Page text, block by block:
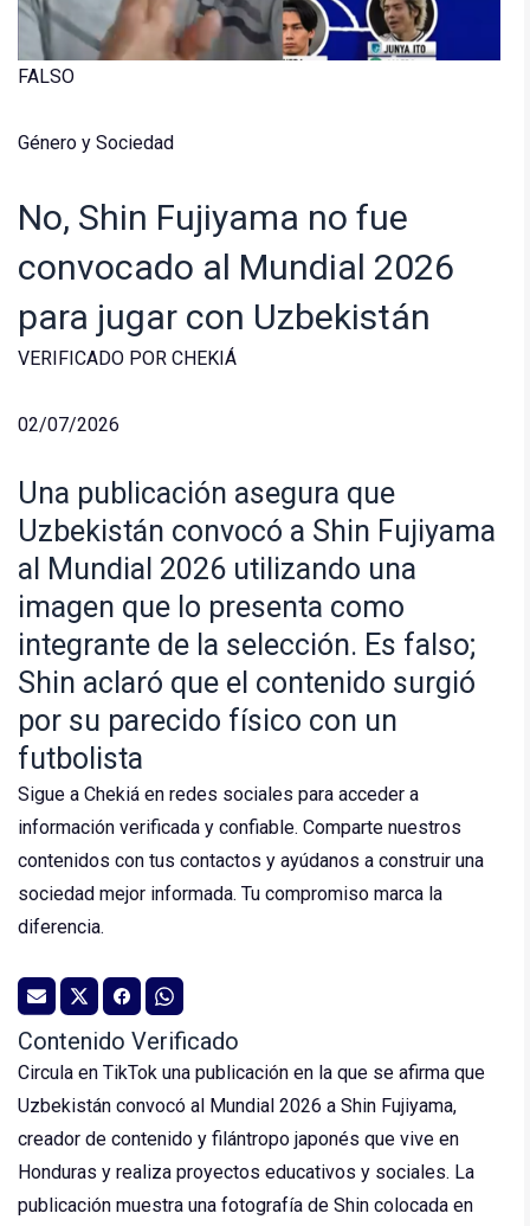
FALSO
Género y Sociedad
No, Shin Fujiyama no fue
convocado al Mundial 2026
para jugar con Uzbekistán
VERIFICADO POR CHEKIÁ
02/07/2026
Una publicación asegura que
Uzbekistán convocó a Shin Fujiyama
al Mundial 2026 utilizando una
imagen que lo presenta como
integrante de la selección. Es falso;
Shin aclaró que el contenido surgió
por su parecido físico con un
futbolista
Sigue a Chekiá en redes sociales para acceder a
información verificada y confiable. Comparte nuestros
contenidos con tus contactos y ayúdanos a construir una
sociedad mejor informada. Tu compromiso marca la
diferencia.
Contenido Verificado
Circula en TikTok una publicación en la que se afirma que
Uzbekistán convocó al Mundial 2026 a Shin Fujiyama,
creador de contenido y filántropo japonés que vive en
Honduras y realiza proyectos educativos y sociales. La
publicación muestra una fotografía de Shin colocada en